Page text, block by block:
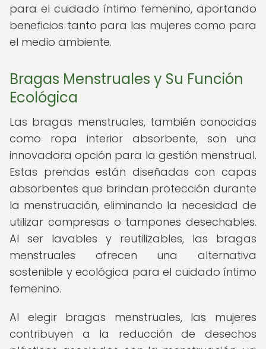
para el cuidado íntimo femenino, aportando
beneficios tanto para las mujeres como para
el medio ambiente.
Bragas Menstruales y Su Función
Ecológica
Las bragas menstruales, también conocidas
como ropa interior absorbente, son una
innovadora opción para la gestión menstrual.
Estas prendas están diseñadas con capas
absorbentes que brindan protección durante
la menstruación, eliminando la necesidad de
utilizar compresas o tampones desechables.
Al ser lavables y reutilizables, las bragas
menstruales ofrecen una alternativa
sostenible y ecológica para el cuidado íntimo
femenino.
Al elegir bragas menstruales, las mujeres
contribuyen a la reducción de desechos